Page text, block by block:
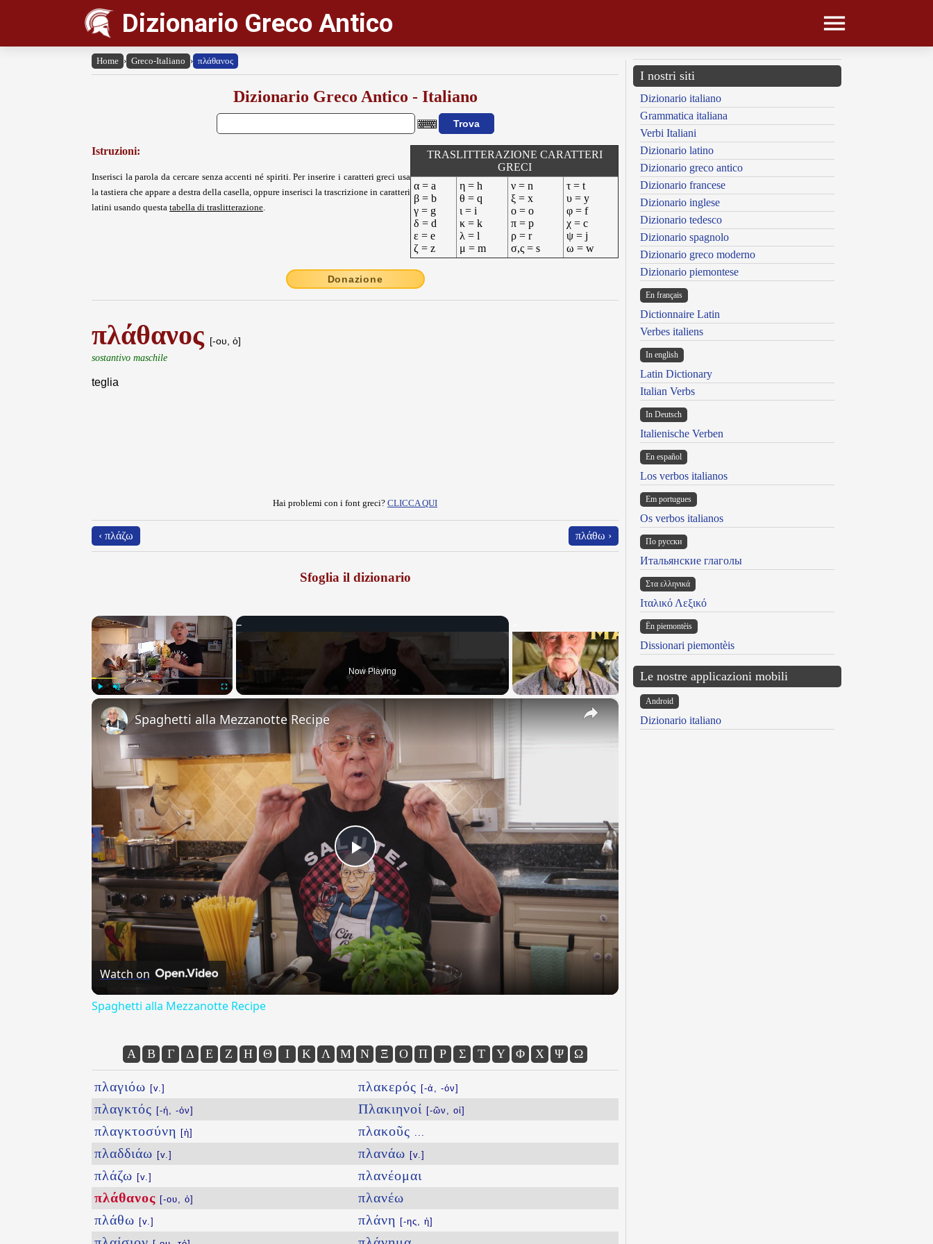
Dizionario Greco Antico
Home › Greco-Italiano › πλάθανος
Dizionario Greco Antico - Italiano
Istruzioni:
Inserisci la parola da cercare senza accenti né spiriti. Per inserire i caratteri greci usa
la tastiera che appare a destra della casella, oppure inserisci la trascrizione in caratteri
latini usando questa tabella di traslitterazione.
TRASLITTERAZIONE CARATTERI
GRECI
α = a
β = b
γ = g
δ = d
ε = e
ζ = z
η = h
θ = q
ι = i
κ = k
λ = l
μ = m
ν = n
ξ = x
ο = o
π = p
ρ = r
σ,ς = s
τ = t
υ = y
φ = f
χ = c
ψ = j
ω = w
Donazione
πλάθανος [-ου, ὁ]
sostantivo maschile
teglia
Hai problemi con i font greci? CLICCA QUI
‹ πλάζω πλάθω ›
Sfoglia il dizionario
×
Fullscreen
Now Playing
×
Play
Video
Spaghetti alla Mezzanotte Recipe
Watch on
Spaghetti alla Mezzanotte Recipe
Α Β Γ Δ Ε Ζ Η Θ Ι Κ Λ Μ Ν Ξ Ο Π Ρ Σ Τ Υ Φ Χ Ψ Ω
πλαγιόω [v.]
πλαγκτός [-ή, -όν]
πλαγκτοσύνη [ἡ]
πλαδδιάω [v.]
πλάζω [v.]
πλάθανος [-ου, ὁ]
πλάθω [v.]
πλακερός [-ά, -όν]
Πλακιηνοί [-ῶν, οἱ]
πλακοῦς
πλανάω [v.]
πλανέομαι
πλανέω
πλάνη
[-ης, ἡ]
I nostri siti
Dizionario italiano
Grammatica italiana
Verbi Italiani
Dizionario latino
Dizionario greco antico
Dizionario francese
Dizionario inglese
Dizionario tedesco
Dizionario spagnolo
Dizionario greco moderno
Dizionario piemontese
En français
Dictionnaire Latin
Verbes italiens
In english
Latin Dictionary
Italian Verbs
In Deutsch
Italienische Verben
En español
Los verbos italianos
Em portugues
Os verbos italianos
По русски
Итальянские глаголы
Στα ελληνικά
Ιταλικό Λεξικό
Ën piemontèis
Dissionari piemontèis
Le nostre applicazioni mobili
Android
Dizionario italiano